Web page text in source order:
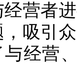
经营者
，吸引
与经营